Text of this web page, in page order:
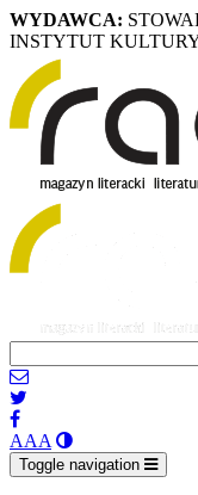
WYDAWCA:
INSTYTUT
AAA
Toggle navigation